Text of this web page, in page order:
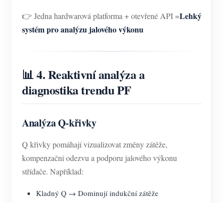
👉 Jedna hardwarová platforma + otevřené API =Lehký
systém pro analýzu jalového výkonu
📊 4. Reaktivní analýza a
diagnostika trendu PF
Analýza Q-křivky
Q křivky pomáhají vizualizovat změny zátěže,
kompenzační odezvu a podporu jalového výkonu
střídače. Například:
Kladný Q → Dominují indukční zátěže